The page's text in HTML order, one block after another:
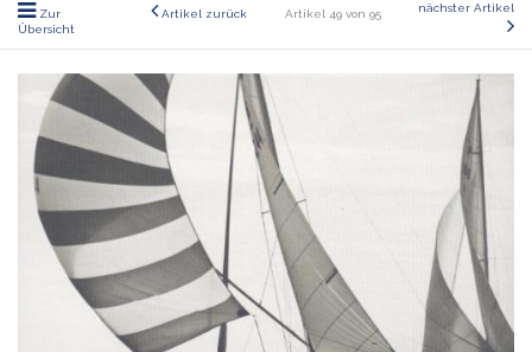
Zur
Übersicht
Artikel zurück Artikel 49 von 95 nächster Artikel